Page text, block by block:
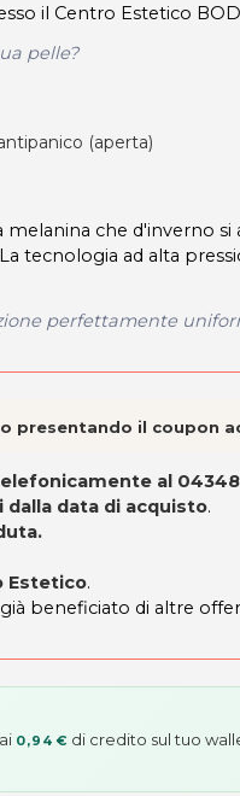
il Centro Estetico
pelle?
(aperta)
che d'inverno si
tecnologia ad alta
perfettamente
presentando il coupon
al
dalla data di acquisto.
Estetico.
beneficiato di altre
0,94 € di credito sul tuo